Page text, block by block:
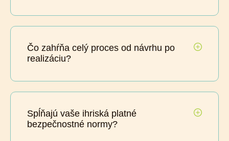
Čo zahŕňa celý proces od návrhu po
realizáciu?
Spĺňajú vaše ihriská platné
bezpečnostné normy?